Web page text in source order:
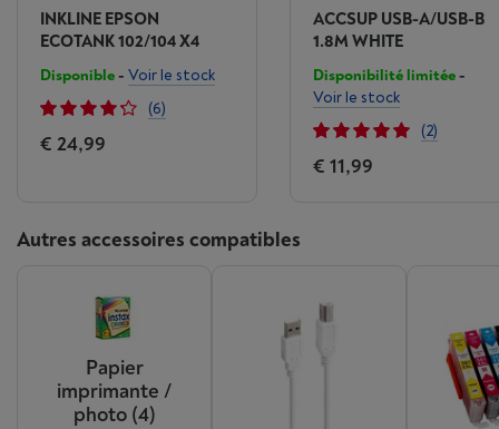
INKLINE EPSON
ECOTANK 102/104 X4
Disponible- Voir le stock
(6)
€ 24,99
ACCSUP USB-A/USB-B
1.8M WHITE
Disponibilité limitée-
Voir le stock
(2)
€ 11,99
Autres accessoires compatibles
Papier
imprimante /
photo(4)